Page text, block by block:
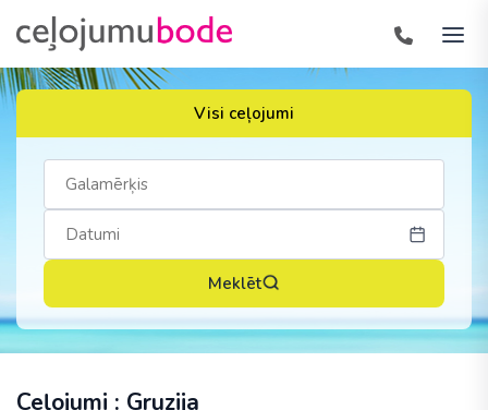
Visi ceļojumi
Meklēt
Ceļojumi : Gruzija